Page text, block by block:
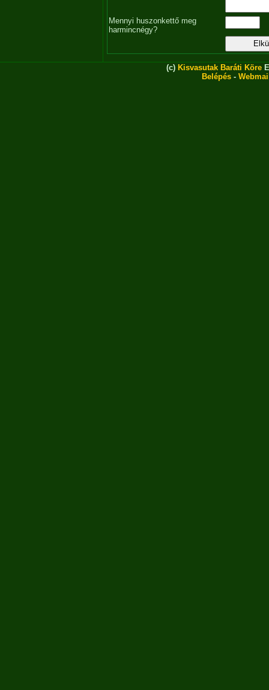
Mennyi huszonkettő meg
harmincnégy?
(c) Kisvasutak Baráti Köre
Belépés -